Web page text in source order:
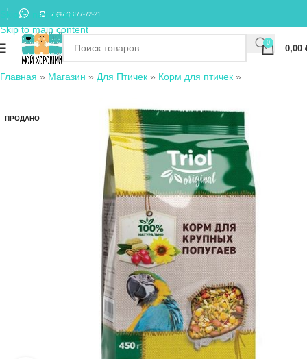
Skip to navigation
Skip to main content
+7 (977) 677-72-21
0
0,00
Главная » Магазин » Для Птичек » Корм для птичек »
ПРОДАНО